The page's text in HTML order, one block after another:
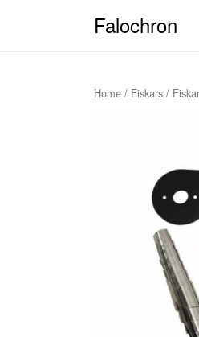
Falochron
Home / Fiskars /